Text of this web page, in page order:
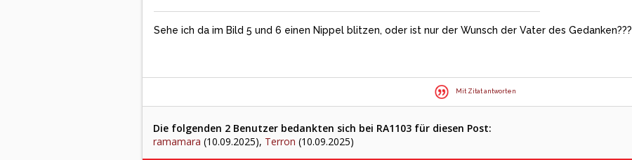
Sehe ich da im Bild 5 und 6 einen Nippel blitzen, oder ist nur der Wunsch der Vater des Gedanken???
Mit Zitat antworten
Die folgenden 2 Benutzer bedankten sich bei RA1103 für diesen Post:
ramamara (10.09.2025), Terron (10.09.2025)